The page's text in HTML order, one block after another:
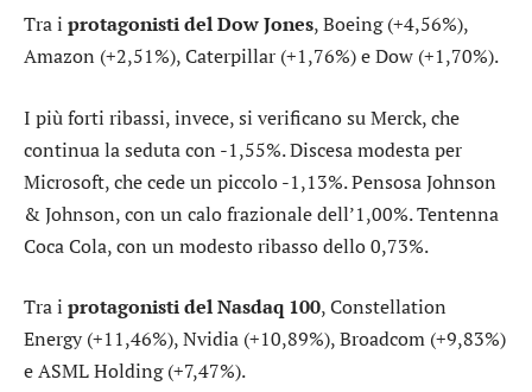
Tra i protagonisti del Dow Jones,Boeing(+4,56%),
Amazon (+2,51%),Caterpillar (+1,76%) eDow (+1,70%).
I più forti ribassi, invece, si verificano suMerck, che
continua la seduta con -1,55%. Discesa modesta per
Microsoft, che cede un piccolo -1,13%. PensosaJohnson
& Johnson, con un calo frazionale dell’1,00%. Tentenna
Coca Cola, con un modesto ribasso dello 0,73%.
Tra i protagonisti del Nasdaq 100,Constellation
Energy(+11,46%),Nvidia (+10,89%),Broadcom (+9,83%)
eASML Holding(+7,47%).